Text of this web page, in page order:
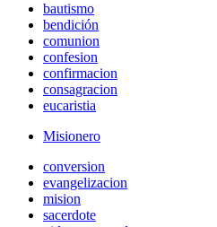
bautismo
bendición
comunion
confesion
confirmacion
consagracion
eucaristia
Misionero
conversion
evangelizacion
mision
sacerdote